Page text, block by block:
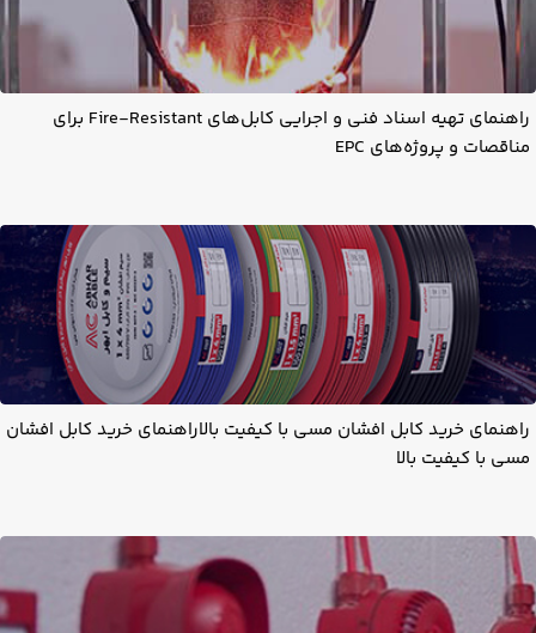
راهنمای تهیه اسناد فنی و اجرایی کابل‌های Fire-Resistant برای
مناقصات و پروژه‌های EPC
راهنمای خرید کابل افشان مسی با کیفیت بالاراهنمای خرید کابل افشان
مسی با کیفیت بالا